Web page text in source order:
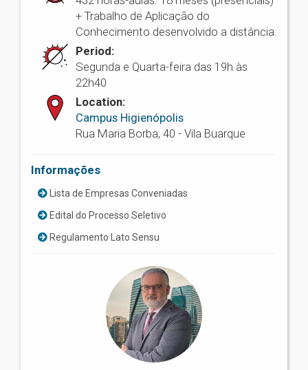
+ Trabalho de Aplicação do
Conhecimento desenvolvido a distância.
Period:
Segunda e Quarta-feira das 19h às
22h40
Location:
Campus Higienópolis
Rua Maria Borba, 40 - Vila Buarque
Informações
Lista de Empresas Conveniadas
Edital do Processo Seletivo
Regulamento Lato Sensu